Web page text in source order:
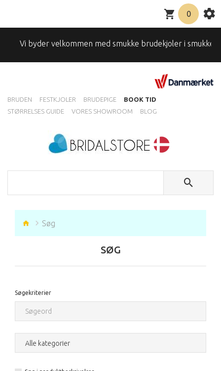
Vi byder velkommen med smukke brudekjoler i smukke
BRUDEN FESTKJOLER BRUDEPIGE
BOOK TID
STØRRELSES GUIDE
VORES SHOWROOM BLOG
0
Søg
SØG
Søgekriterier